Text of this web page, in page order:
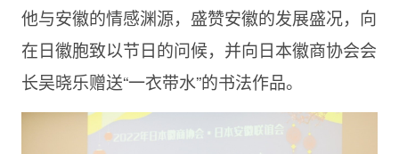
他与安徽的情感渊源，盛赞安徽的发展盛况，向
在日徽胞致以节日的问候，并向日本徽商协会会
长吴晓乐赠送“一衣带水”的书法作品。